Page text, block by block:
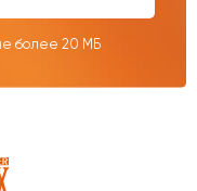
более 20 МБ